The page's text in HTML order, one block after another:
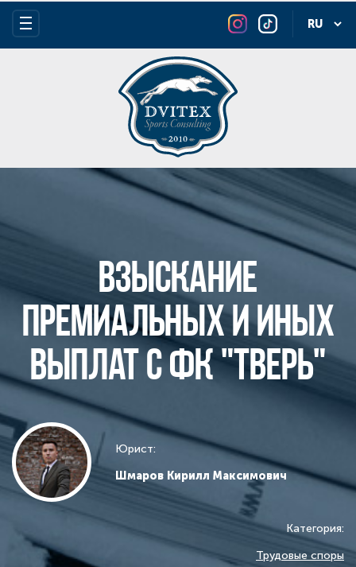
Взыскание
премиальных и иных
выплат с ФК "Тверь"
Юрист:
Шмаров Кирилл Максимович
Категория:
Трудовые споры